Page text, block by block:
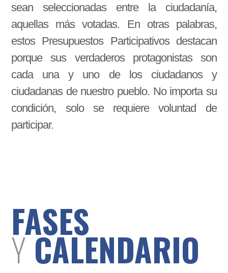
sean seleccionadas entre la ciudadanía,
aquellas más votadas. En otras palabras,
estos Presupuestos Participativos destacan
porque sus verdaderos protagonistas son
cada una y uno de los ciudadanos y
ciudadanas de nuestro pueblo. No importa su
condición, solo se requiere voluntad de
participar.
FASES
YCALENDARIO